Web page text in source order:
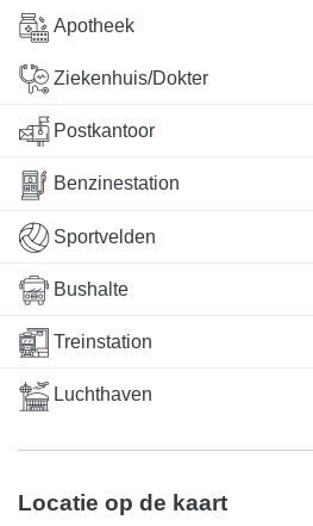
Apotheek
Ziekenhuis/Dokter
Postkantoor
Benzinestation
Sportvelden
Bushalte
Treinstation
Luchthaven
Locatie op de kaart